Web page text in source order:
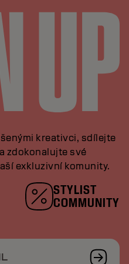
kreativci, sdílejte
zdokonalujte své
exkluzivní komunity.
STYLIST
COMMUNITY